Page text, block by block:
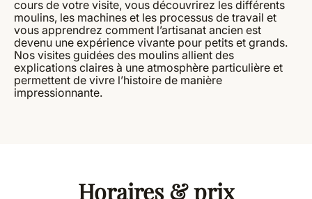
cours de votre visite, vous découvrirez les différents
moulins, les machines et les processus de travail et
vous apprendrez comment l’artisanat ancien est
devenu une expérience vivante pour petits et grands.
Nos visites guidées des moulins allient des
explications claires à une atmosphère particulière et
permettent de vivre l’histoire de manière
impressionnante.
Horaires & prix